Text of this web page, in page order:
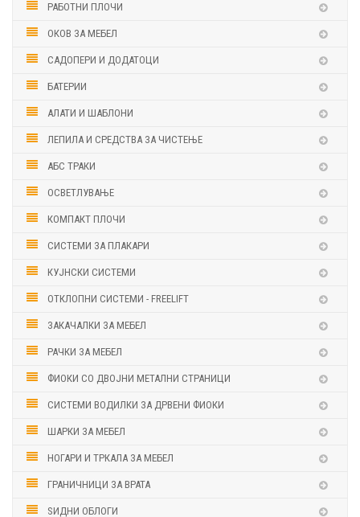
РАБОТНИ ПЛОЧИ
ОКОВ ЗА МЕБЕЛ
САДОПЕРИ И ДОДАТОЦИ
БАТЕРИИ
АЛАТИ И ШАБЛОНИ
ЛЕПИЛА И СРЕДСТВА ЗА ЧИСТЕЊЕ
АБС ТРАКИ
ОСВЕТЛУВАЊЕ
КОМПАКТ ПЛОЧИ
СИСТЕМИ ЗА ПЛАКАРИ
КУЈНСКИ СИСТЕМИ
ОТКЛОПНИ СИСТЕМИ - FREELIFT
ЗАКАЧАЛКИ ЗА МЕБЕЛ
РАЧКИ ЗА МЕБЕЛ
ФИОКИ СО ДВОЈНИ МЕТАЛНИ СТРАНИЦИ
СИСТЕМИ ВОДИЛКИ ЗА ДРВЕНИ ФИОКИ
ШАРКИ ЗА МЕБЕЛ
НОГАРИ И ТРКАЛА ЗА МЕБЕЛ
ГРАНИЧНИЦИ ЗА ВРАТА
ЅИДНИ ОБЛОГИ